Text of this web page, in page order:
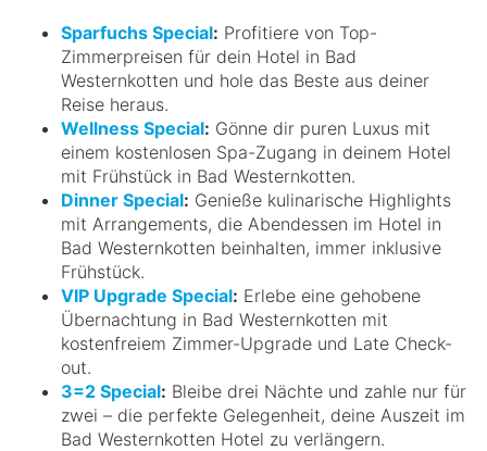
Sparfuchs Special: Profitiere von Top-
Zimmerpreisen für dein Hotel in Bad
Westernkotten und hole das Beste aus deiner
Reise heraus.
Wellness Special: Gönne dir puren Luxus mit
einem kostenlosen Spa-Zugang in deinem Hotel
mit Frühstück in Bad Westernkotten.
Dinner Special: Genieße kulinarische Highlights
mit Arrangements, die Abendessen im Hotel in
Bad Westernkotten beinhalten, immer inklusive
Frühstück.
VIP Upgrade Special: Erlebe eine gehobene
Übernachtung in Bad Westernkotten mit
kostenfreiem Zimmer-Upgrade und Late Check-
out.
3=2 Special: Bleibe drei Nächte und zahle nur für
zwei – die perfekte Gelegenheit, deine Auszeit im
Bad Westernkotten Hotel zu verlängern.